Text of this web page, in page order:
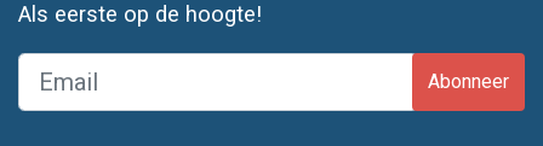
Als eerste op de hoogte!
Abonneer